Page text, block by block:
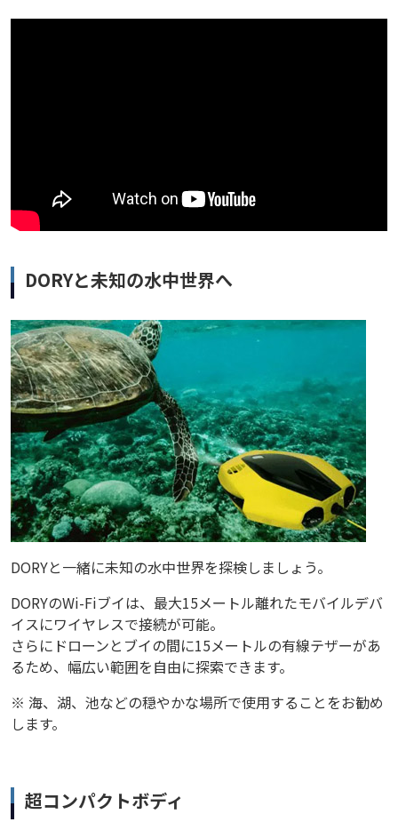
DORYと未知の水中世界へ
DORYと一緒に未知の水中世界を探検しましょう。
DORYのWi-Fiブイは、最大15メートル離れたモバイルデバ
イスにワイヤレスで接続が可能。
さらにドローンとブイの間に15メートルの有線テザーがあ
るため、幅広い範囲を自由に探索できます。
※ 海、湖、池などの穏やかな場所で使用することをお勧め
します。
超コンパクトボディ